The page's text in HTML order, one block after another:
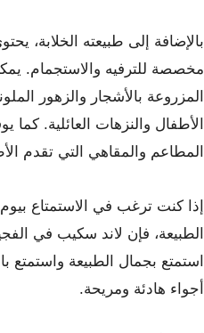
بالإضافة إلى طبيعته الخلابة،
مخصصة للترفيه والاستجمام.
المزروعة بالأشجار والزهور
الأطفال والنزهات العائلية.
المطاعم والمقاهي التي تقدم
إذا كنت ترغب في الاستمتاع
الطبيعة، فإن لاند سكيب في
استمتع بجمال الطبيعة واستمتع
أجواء هادئة ومريحة.